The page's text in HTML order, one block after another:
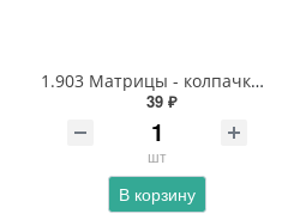
1.903 Матрицы - колпачки светопрозрачные для фронтальной поверхности резцов
39 ₽
шт
В корзину